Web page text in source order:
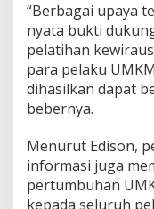
“Berbagai upaya
nyata bukti
pelatihan
para pelaku
dihasilkan dapat
bebernya.
Menurut Edison,
informasi juga
pertumbuhan
kepada seluruh